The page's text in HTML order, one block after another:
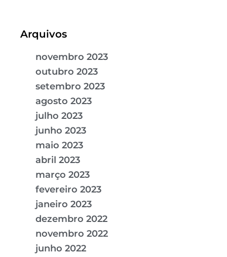
Arquivos
novembro 2023
outubro 2023
setembro 2023
agosto 2023
julho 2023
junho 2023
maio 2023
abril 2023
março 2023
fevereiro 2023
janeiro 2023
dezembro 2022
novembro 2022
junho 2022